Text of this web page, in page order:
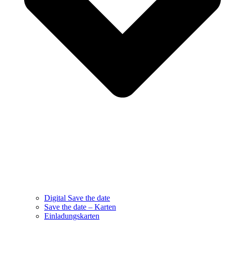
Digital Save the date
Save the date – Karten
Einladungskarten